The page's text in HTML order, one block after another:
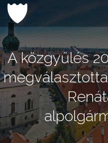
Ugrás
tartalomhoz
A közgyűlés